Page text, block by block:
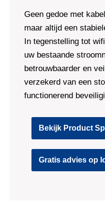
Geen gedoe met
maar altijd een
In tegenstelling tot
uw bestaande
betrouwbaarder en
verzekerd van een
functionerend
Bekijk Product
Gratis advies op